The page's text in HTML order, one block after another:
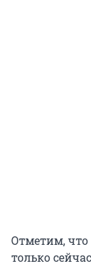
Отметим, что
только